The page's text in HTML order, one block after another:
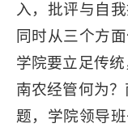
入，批评与自
同时从三个方
学院要立足传统
南农经管何为
题，学院领导